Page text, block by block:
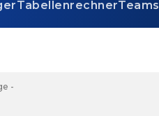
TabellenrechnerTeams
-